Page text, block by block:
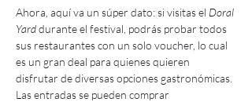
Ahora, aquí va un súper dato: si visitas el Doral
Yard durante el festival, podrás probar todos
sus restaurantes con un solo voucher, lo cual
es un gran deal para quienes quieren
disfrutar de diversas opciones gastronómicas.
Las entradas se pueden comprar